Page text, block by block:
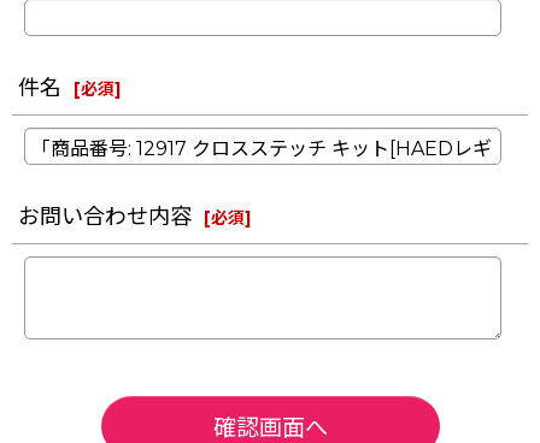
件名 [必須]
お問い合わせ内容 [必須]
確認画面へ